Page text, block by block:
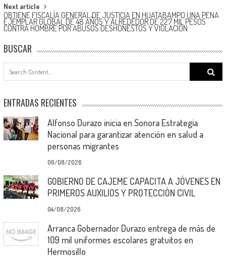
Next article
OBTIENE FISCALÍA GENERAL DE JUSTICIA EN HUATABAMPO UNA PENA
EJEMPLAR GLOBAL DE 48 AÑOS Y ALREDEDOR DE 227 MIL PESOS
CONTRA HOMBRE POR ABUSOS DESHONESTOS Y VIOLACIÓN
BUSCAR
Search
for:
ENTRADAS RECIENTES
Alfonso Durazo inicia en Sonora Estrategia
Nacional para garantizar atención en salud a
personas migrantes
06/08/2026
GOBIERNO DE CAJEME CAPACITA A JÓVENES EN
PRIMEROS AUXILIOS Y PROTECCIÓN CIVIL
04/08/2026
Arranca Gobernador Durazo entrega de más de
109 mil uniformes escolares gratuitos en
Hermosillo